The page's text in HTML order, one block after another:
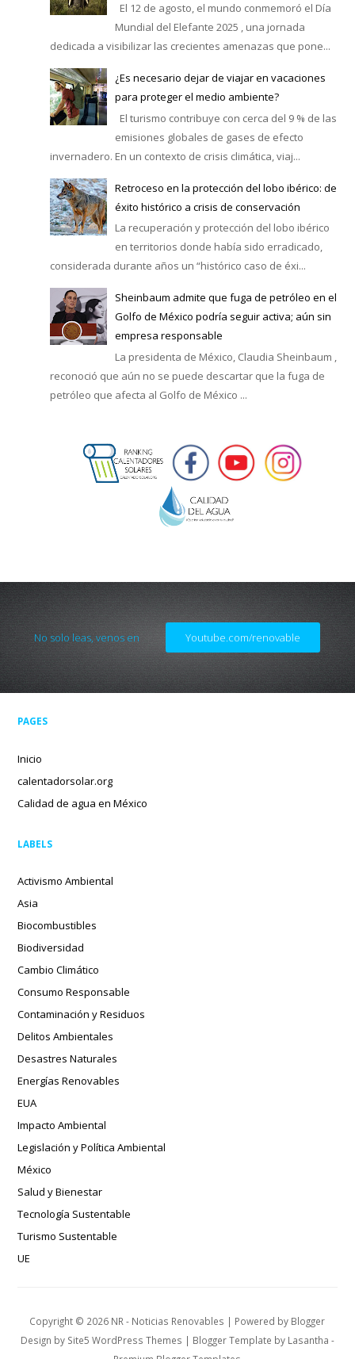
El 12 de agosto, el mundo conmemoró el Día
Mundial del Elefante 2025 , una jornada
dedicada a visibilizar las crecientes amenazas que pone...
¿Es necesario dejar de viajar en vacaciones
para proteger el medio ambiente?
El turismo contribuye con cerca del 9 % de las
emisiones globales de gases de efecto
invernadero. En un contexto de crisis climática, viaj...
Retroceso en la protección del lobo ibérico: de
éxito histórico a crisis de conservación
La recuperación y protección del lobo ibérico
en territorios donde había sido erradicado,
considerada durante años un “histórico caso de éxi...
Sheinbaum admite que fuga de petróleo en el
Golfo de México podría seguir activa; aún sin
empresa responsable
La presidenta de México, Claudia Sheinbaum ,
reconoció que aún no se puede descartar que la fuga de
petróleo que afecta al Golfo de México ...
No solo leas, venos en Youtube.com/renovable
PAGES
Inicio
calentadorsolar.org
Calidad de agua en México
LABELS
Activismo Ambiental
Asia
Biocombustibles
Biodiversidad
Cambio Climático
Consumo Responsable
Contaminación y Residuos
Delitos Ambientales
Desastres Naturales
Energías Renovables
EUA
Impacto Ambiental
Legislación y Política Ambiental
México
Salud y Bienestar
Tecnología Sustentable
Turismo Sustentable
UE
Copyright © 2026 NR - Noticias Renovables | Powered by Blogger
Design by Site5 WordPress Themes | Blogger Template by Lasantha -